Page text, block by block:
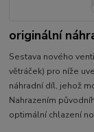
originální
Sestava nového
větráček) pro níže
náhradní díl, jehož
Nahrazením
optimální chlazení